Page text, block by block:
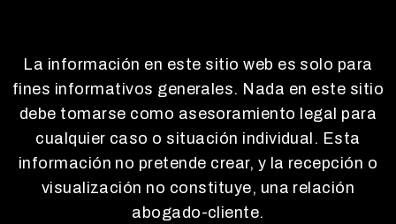
La información en este sitio web es solo para
fines informativos generales. Nada en este sitio
debe tomarse como asesoramiento legal para
cualquier caso o situación individual. Esta
información no pretende crear, y la recepción o
visualización no constituye, una relación
abogado-cliente.